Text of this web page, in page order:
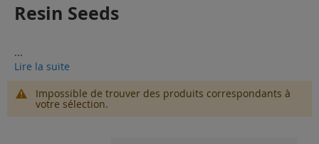
CBD Shop
Vapor Shop
Resin Seeds
...
Lire la suite
Impossible de trouver des produits correspondants à
votre sélection.